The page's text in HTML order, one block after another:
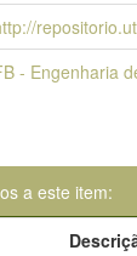
- Engenharia
a este item: